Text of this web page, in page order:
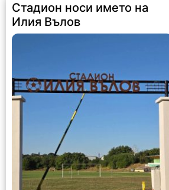
Стадион носи името на
Илия Вълов